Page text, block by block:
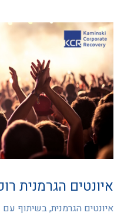
איונטים הגרמנית
איונטים הגרמנית, בשיתוף